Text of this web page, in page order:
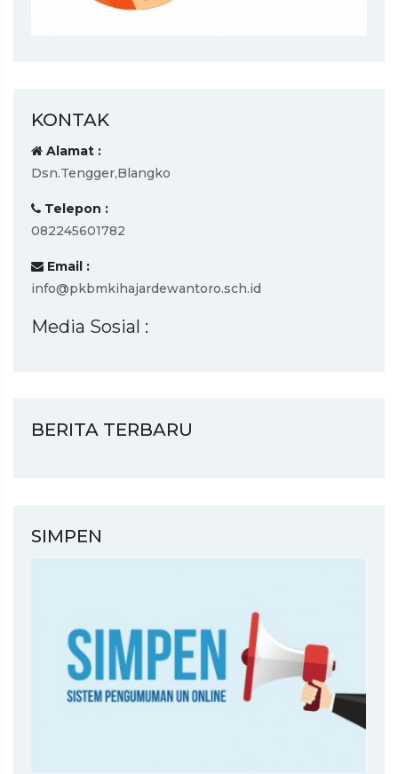
KONTAK
Alamat :
Dsn.Tengger,Blangko
Telepon :
082245601782
Email :
info@pkbmkihajardewantoro.sch.id
Media Sosial :
BERITA TERBARU
SIMPEN